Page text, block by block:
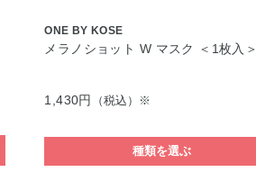
ONE BY KOSE
メラノショット W マスク ＜1枚入＞
1,430円 （税込）※
種類を選ぶ